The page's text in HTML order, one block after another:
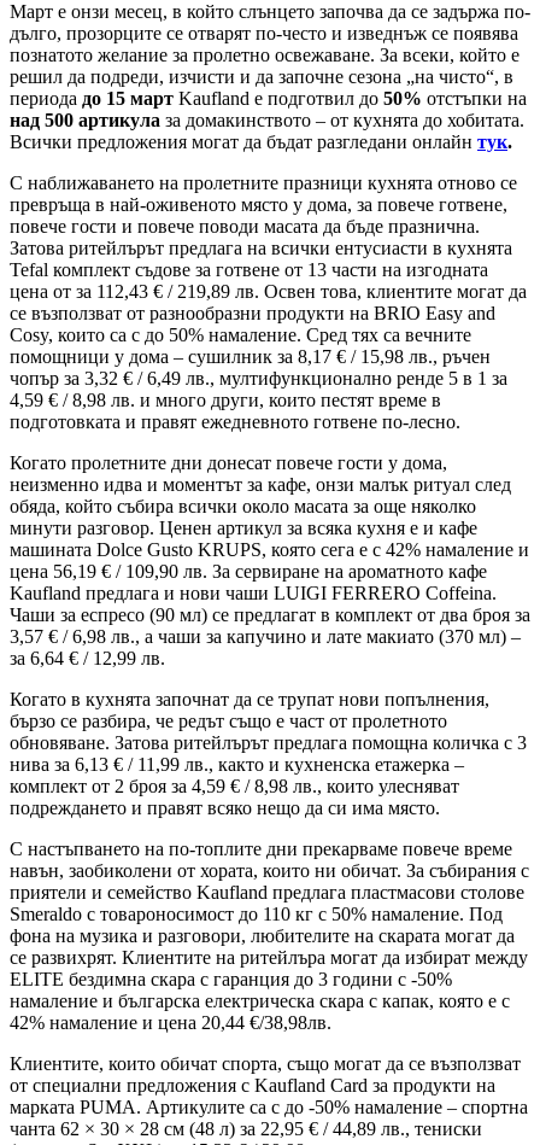
Март е онзи месец, в който слънцето започва да се задържа по-
дълго, прозорците се отварят по-често и изведнъж се появява
познатото желание за пролетно освежаване. За всеки, който е
решил да подреди, изчисти и да започне сезона „на чисто“, в
периода до 15 март Kaufland е подготвил до 50% отстъпки на
над 500 артикула за домакинството – от кухнята до хобитата.
Всички предложения могат да бъдат разгледани онлайн тук.
С наближаването на пролетните празници кухнята отново се
превръща в най-оживеното място у дома, за повече готвене,
повече гости и повече поводи масата да бъде празнична.
Затова ритейлърът предлага на всички ентусиасти в кухнята
Tefal комплект съдове за готвене от 13 части на изгодната
цена от за 112,43 € / 219,89 лв. Освен това, клиентите могат да
се възползват от разнообразни продукти на BRIO Easy and
Cosy, които са с до 50% намаление. Сред тях са вечните
помощници у дома – сушилник за 8,17 € / 15,98 лв., ръчен
чопър за 3,32 € / 6,49 лв., мултифункционално ренде 5 в 1 за
4,59 € / 8,98 лв. и много други, които пестят време в
подготовката и правят ежедневното готвене по-лесно.
Когато пролетните дни донесат повече гости у дома,
неизменно идва и моментът за кафе, онзи малък ритуал след
обяда, който събира всички около масата за още няколко
минути разговор. Ценен артикул за всяка кухня е и кафе
машината Dolce Gusto KRUPS, която сега е с 42% намаление и
цена 56,19 € / 109,90 лв. За сервиране на ароматното кафе
Kaufland предлага и нови чаши LUIGI FERRERO Coffeina.
Чаши за еспресо (90 мл) се предлагат в комплект от два броя за
3,57 € / 6,98 лв., а чаши за капучино и лате макиато (370 мл) –
за 6,64 € / 12,99 лв.
Когато в кухнята започнат да се трупат нови попълнения,
бързо се разбира, че редът също е част от пролетното
обновяване. Затова ритейлърът предлага помощна количка с 3
нива за 6,13 € / 11,99 лв., както и кухненска етажерка –
комплект от 2 броя за 4,59 € / 8,98 лв., които улесняват
подреждането и правят всяко нещо да си има място.
С настъпването на по-топлите дни прекарваме повече време
навън, заобиколени от хората, които ни обичат. За събирания с
приятели и семейство Kaufland предлага пластмасови столове
Smeraldo с товароносимост до 110 кг с 50% намаление. Под
фона на музика и разговори, любителите на скарата могат да
се развихрят. Клиентите на ритейлъра могат да избират между
ELITE бездимна скара с гаранция до 3 години с -50%
намаление и българска електрическа скара с капак, която е с
42% намаление и цена 20,44 €/38,98лв.
Клиентите, които обичат спорта, също могат да се възползват
от специални предложения с Kaufland Card за продукти на
марката PUMA. Артикулите са с до -50% намаление – спортна
чанта 62 × 30 × 28 см (48 л) за 22,95 € / 44,89 лв., тениски